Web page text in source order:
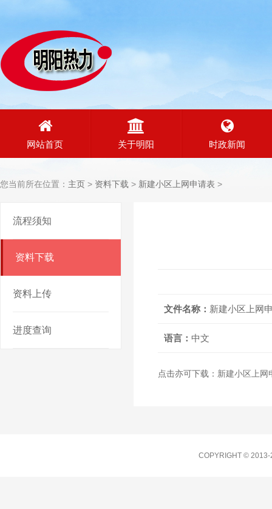
网站首页 关于明阳 时政新闻
您当前所在位置： 主页 > 资料下载 > 新建小区上网申请表 >
流程须知
资料下载
资料上传
进度查询
文件名称： 新建小区上网
语言： 中文
点击亦可下载： 新建小区上网
COPYRIGHT © 2013-